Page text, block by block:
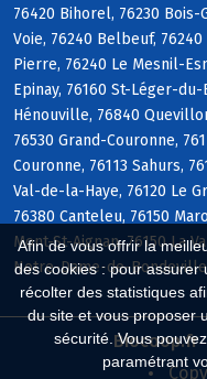
Afin de vous offrir la
des cookies : pour assurer
récolter des statistiques
du site et vous proposer
sécurité. Vous
paramétrant
76420 Bihorel, 76230
Voie, 76240 Belbeuf,
Pierre, 76240 Le Mesnil-
Epinay, 76160 St-Léger-
Hénouville, 76840
76530 Grand-Couronne,
Couronne, 76113 Sahurs,
Val-de-la-Haye, 76120 Le
76380 Canteleu, 76150
Mont-St-Aignan, 76150 La
Notre-Dame-de-
Biocoop.fr